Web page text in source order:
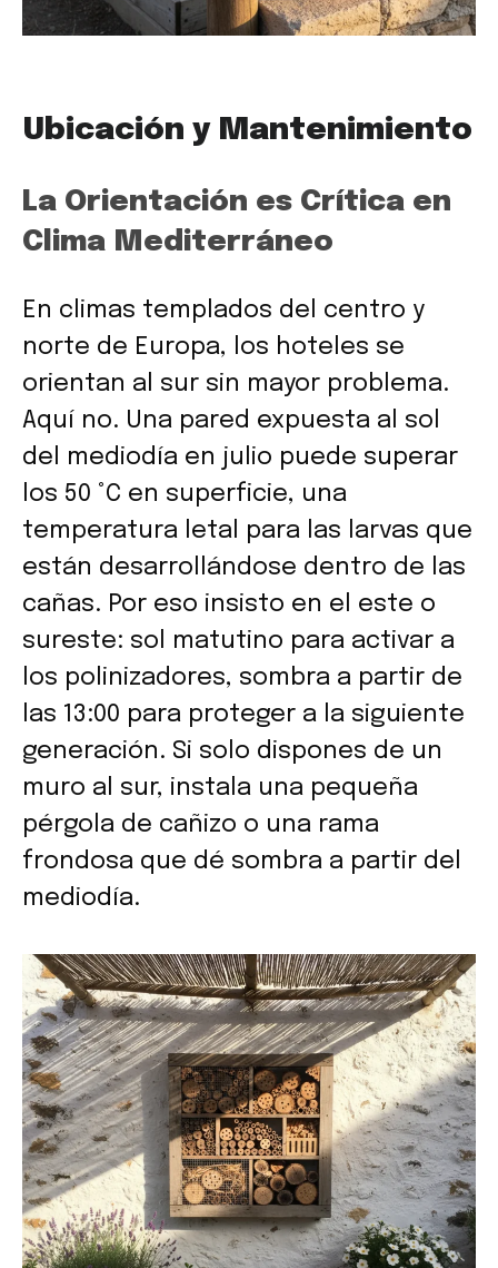
Ubicación y Mantenimiento
La Orientación es Crítica en
Clima Mediterráneo
En climas templados del centro y
norte de Europa, los hoteles se
orientan al sur sin mayor problema.
Aquí no. Una pared expuesta al sol
del mediodía en julio puede superar
los 50 °C en superficie, una
temperatura letal para las larvas que
están desarrollándose dentro de las
cañas. Por eso insisto en el este o
sureste: sol matutino para activar a
los polinizadores, sombra a partir de
las 13:00 para proteger a la siguiente
generación. Si solo dispones de un
muro al sur, instala una pequeña
pérgola de cañizo o una rama
frondosa que dé sombra a partir del
mediodía.